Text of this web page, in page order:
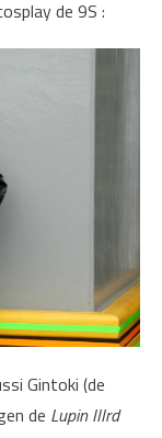
de 9S :
Gintoki (de
de Lupin IIIrd